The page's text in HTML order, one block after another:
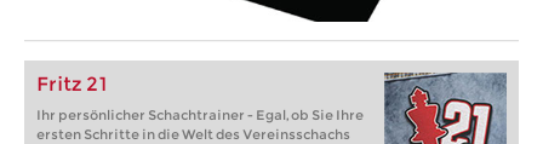
Fritz 21
Ihr persönlicher Schachtrainer - Egal, ob Sie Ihre
ersten Schritte in die Welt des Vereinsschachs